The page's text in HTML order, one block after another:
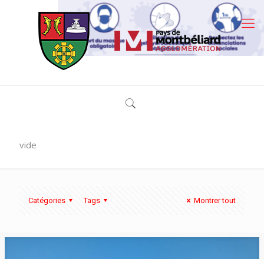
vide
Catégories Tags Montrer tout